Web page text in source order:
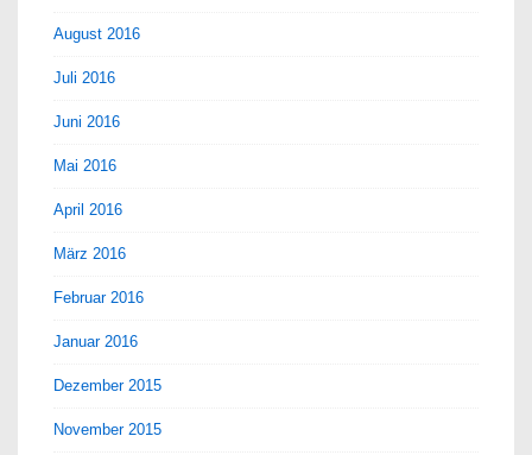
August 2016
Juli 2016
Juni 2016
Mai 2016
April 2016
März 2016
Februar 2016
Januar 2016
Dezember 2015
November 2015